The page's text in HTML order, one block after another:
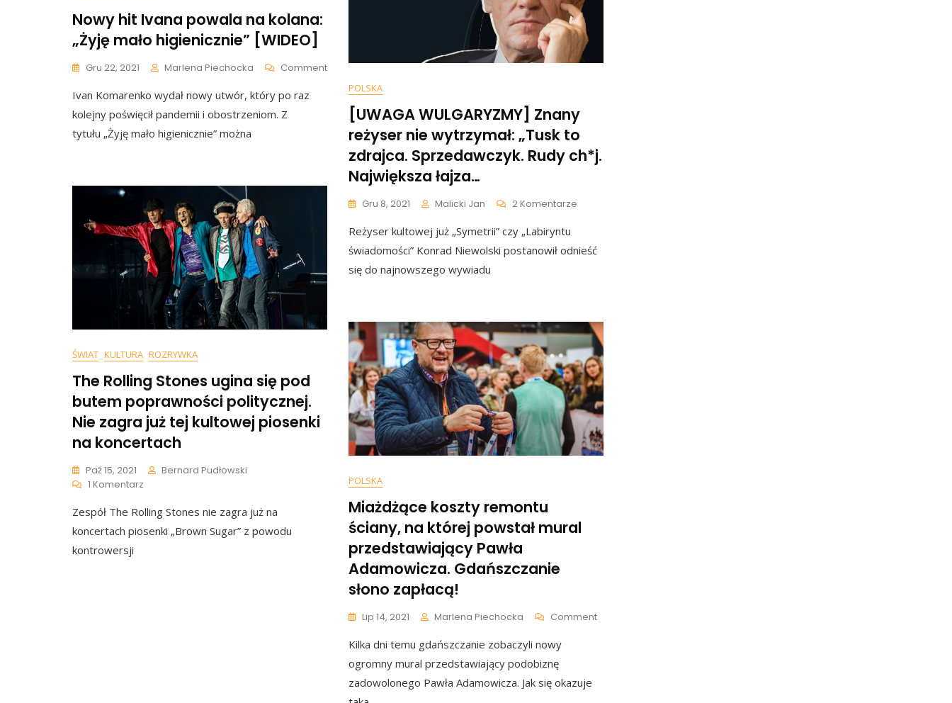
Nowy hit Ivana powala na kolana:
„Żyję mało higienicznie” [WIDEO]
Gru 22, 2021 Marlena Piechocka CommentOn
Ivana
Powala
Kolana:
[WIDEO]
Ivan Komarenko wydał nowy utwór, który po raz
kolejny poświęcił pandemii i obostrzeniom. Z
tytułu „Żyję mało higienicznie” można
POLSKA
[UWAGA WULGARYZMY] Znany
reżyser nie wytrzymał: „Tusk to
zdrajca. Sprzedawczyk. Rudy ch*j.
Największa łajza…
Gru 8, 2021 Malicki Jan 2 Komentarze
Znany
Reżyser
Zdrajca.
Sprzedawczyk.
Rudy
Ch*j.
Największa
Łajza…
Reżyser kultowej już „Symetrii” czy „Labiryntu
świadomości” Konrad Niewolski postanowił odnieść
się do najnowszego wywiadu
ŚWIAT KULTURA ROZRYWKA
The Rolling Stones ugina się pod
butem poprawności politycznej.
Nie zagra już tej kultowej piosenki
na koncertach
Paź 15, 2021
Bernard Pudłowski
1 Komentarz
Rolling
Stones
Zespół The Rolling Stones nie zagra już na
koncertach piosenki „Brown Sugar” z powodu
kontrowersji
POLSKA
Miażdżące koszty remontu
ściany, na której powstał mural
przedstawiający Pawła
Adamowicza. Gdańszczanie
słono zapłacą!
Lip 14, 2021 Marlena Piechocka CommentOn
Kilka dni temu gdańszczanie zobaczyli nowy
ogromny mural przedstawiający podobiznę
zadowolonego Pawła Adamowicza. Jak się okazuje